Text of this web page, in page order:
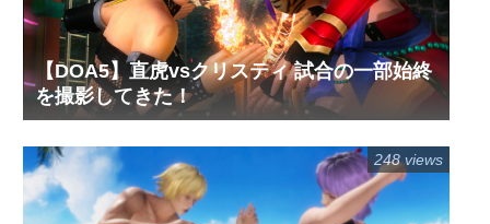
【DOA5】直虎vsクリスティ 試合の一部始終
を撮影してきた！
248 views